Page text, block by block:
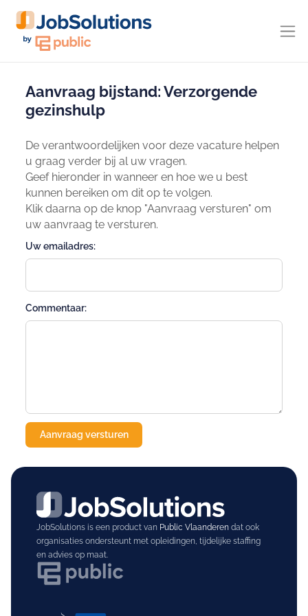
Aanvraag bijstand: Verzorgende
gezinshulp
De verantwoordelijken voor deze vacature helpen
u graag verder bij al uw vragen.
Geef hieronder in wanneer en hoe we u best
kunnen bereiken om dit op te volgen.
Klik daarna op de knop "Aanvraag versturen" om
uw aanvraag te versturen.
Uw emailadres:
Commentaar:
JobSolutions is een product van Public Vlaanderendat ook
organisaties ondersteunt met opleidingen, tijdelijke staffing
en advies op maat.